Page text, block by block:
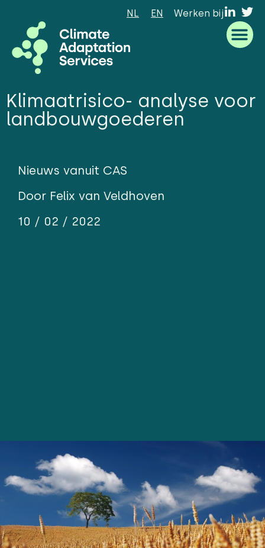
NL EN Werken bij
Klimaatrisico- analyse voor
landbouwgoederen
Nieuws vanuit CAS
Door Felix van Veldhoven
10 / 02 / 2022